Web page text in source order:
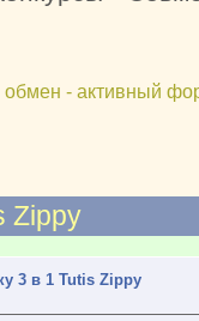
обмен - активный
Zippy
3 в 1 Tutis Zippy